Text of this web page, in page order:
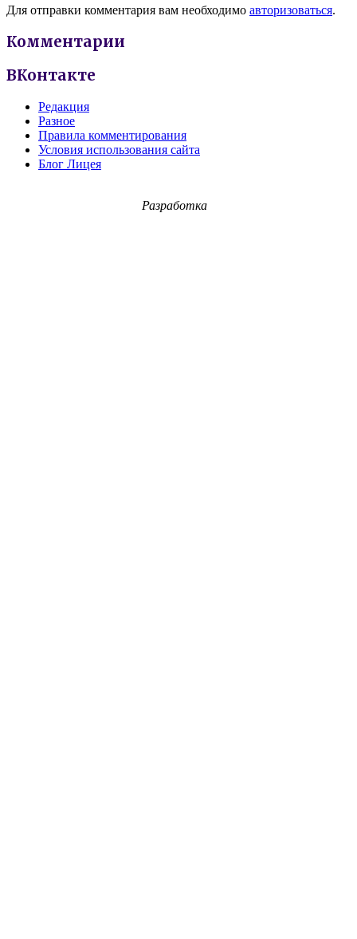
Для отправки комментария вам необходимо авторизоваться.
Комментарии
ВКонтакте
Редакция
Разное
Правила комментирования
Условия использования сайта
Блог Лицея
Разработка